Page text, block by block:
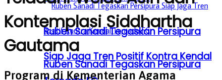
Ruben Sanadi Tegaskan Persipura
Siap Jaga Tren Positif Kontra Kendal
Ruben Sanadi Tegaskan Persipura
Kontemplasi Siddhartha
Gautama
Program di Kementerian Agama